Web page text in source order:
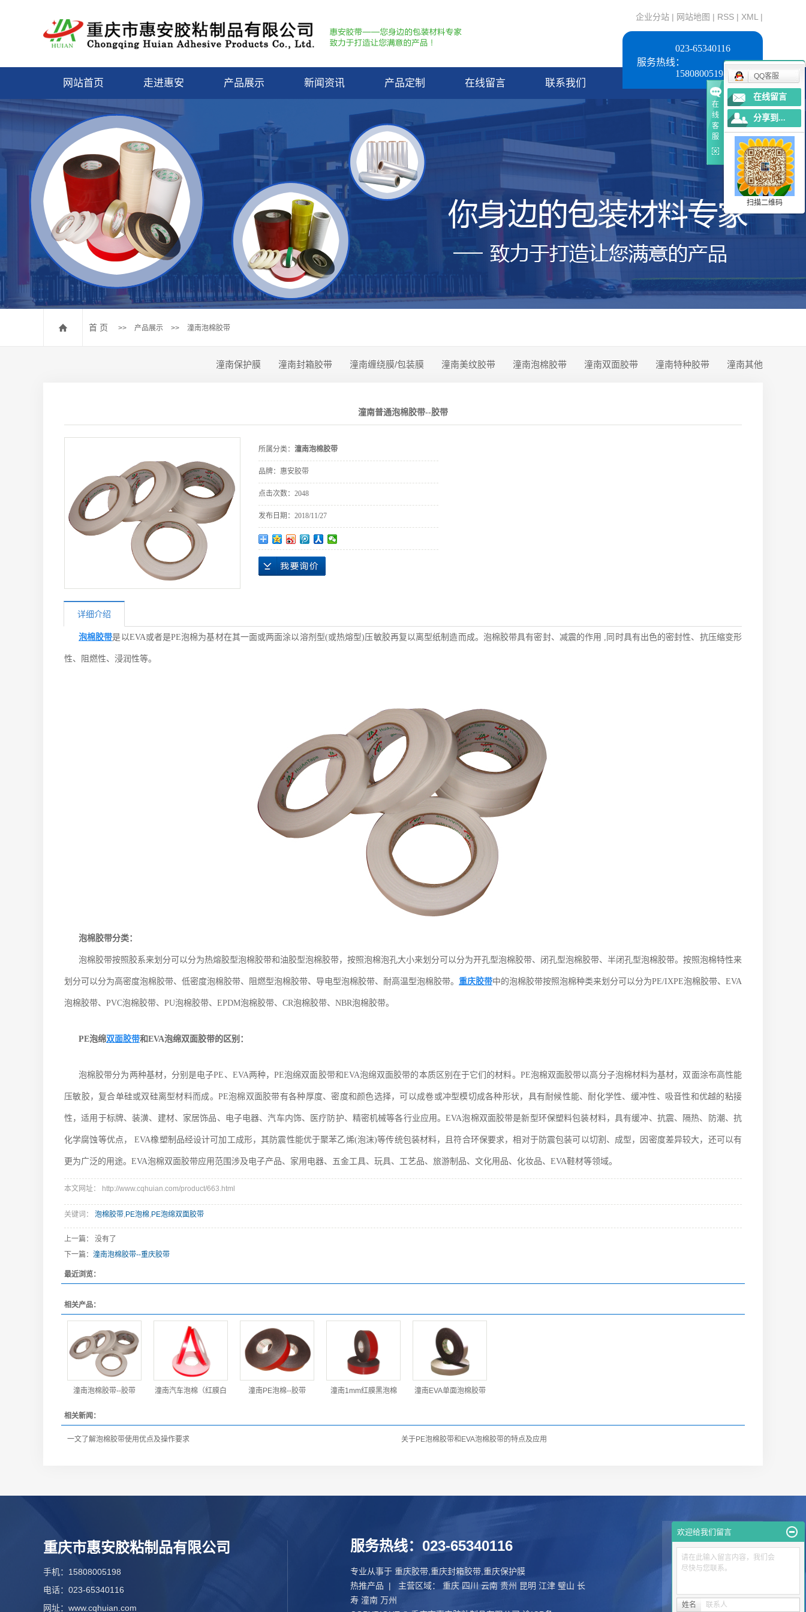
企业分站 | 网站地图 | RSS | XML |
023-65340116
服务热线：
15808005198
网站首页 走进惠安
关于我们
营业执照
产品展示
潼南封箱胶带
潼南缠绕膜/包装
潼南美纹胶带
潼南泡棉胶带
潼南双面胶带
潼南特种胶带
潼南其他
新闻资讯 产品定制 在线留言 联系我们
首 页 >> 产品展示 >> 潼南泡棉胶带
潼南保护膜 潼南封箱胶带 潼南缠绕膜/包装膜 潼南美纹胶带 潼南泡棉胶带 潼南双面胶带 潼南特种胶带 潼南其他
潼南普通泡棉胶带--胶带
所属分类： 潼南泡棉胶带
品牌： 惠安胶带
点击次数： 2048
发布日期： 2018/11/27
详细介绍
泡棉胶带是以EVA或者是PE泡棉为基材在其一面或两面涂以溶剂型(或热熔型)压敏胶再复以离型纸制造而成。泡棉胶带具有密封、减震的作用 ,同时具有出色的密封性、抗压缩变形
性、阻燃性、浸润性等。
泡棉胶带分类：
泡棉胶带按照胶系来划分可以分为热熔胶型泡棉胶带和油胶型泡棉胶带，按照泡棉泡孔大小来划分可以分为开孔型泡棉胶带、闭孔型泡棉胶带、半闭孔型泡棉胶带。按照泡棉特性来
划分可以分为高密度泡棉胶带、低密度泡棉胶带、阻燃型泡棉胶带、导电型泡棉胶带、耐高温型泡棉胶带。 重庆胶带中的泡棉胶带按照泡棉种类来划分可以分为PE/IXPE泡棉胶带、EVA
泡棉胶带、PVC泡棉胶带、PU泡棉胶带、EPDM泡棉胶带、CR泡棉胶带、NBR泡棉胶带。
PE泡绵双面胶带和EVA泡绵双面胶带的区别：
泡棉胶带分为两种基材，分别是电子PE、EVA两种，PE泡绵双面胶带和EVA泡绵双面胶带的本质区别在于它们的材料。PE泡棉双面胶带以高分子泡棉材料为基材，双面涂布高性能
压敏胶，复合单硅或双硅离型材料而成。PE泡棉双面胶带有各种厚度、密度和颜色选择，可以成卷或冲型模切成各种形状，具有耐候性能、耐化学性、缓冲性、吸音性和优越的粘接
性，适用于标牌、装潢、建材、家居饰品、电子电器、汽车内饰、医疗防护、精密机械等各行业应用。EVA泡棉双面胶带是新型环保塑料包装材料，具有缓冲、抗震、隔热、防潮、抗
化学腐蚀等优点， EVA橡塑制品经设计可加工成形，其防震性能优于聚苯乙烯(泡沫)等传统包装材料，且符合环保要求，相对于防震包装可以切割、成型，因密度差异较大，还可以有
更为广泛的用途。EVA泡棉双面胶带应用范围涉及电子产品、家用电器、五金工具、玩具、工艺品、旅游制品、文化用品、化妆品、EVA鞋材等领域。
本文网址： http://www.cqhuian.com/product/663.html
关键词： 泡棉胶带,PE泡棉,PE泡绵双面胶带
上一篇： 没有了
下一篇： 潼南泡棉胶带--重庆胶带
最近浏览：
相关产品：
潼南泡棉胶带--胶带 潼南汽车泡棉（红膜白 潼南PE泡棉--胶带 潼南1mm红膜黑泡棉 潼南EVA单面泡棉胶带
相关新闻：
一文了解泡棉胶带使用优点及操作要求 关于PE泡棉胶带和EVA泡棉胶带的特点及应用
重庆市惠安胶粘制品有限公司
手机：15808005198
电话：023-65340116
网址：www.cqhuian.com
服务热线：023-65340116
专业从事于 重庆胶带 重庆封箱胶带 重庆保护膜
热推产品 | 主营区域： 重庆 四川 云南 贵州 昆明 江津 璧山 长
寿 潼南 万州
在
线
客
服
QQ客服
在线留言
分享到...
扫描二维码
欢迎给我们留言
请在此输入留言内容，我们会
尽快与您联系。
姓名 联系人